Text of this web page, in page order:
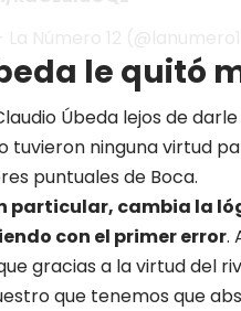
le quitó
Úbeda lejos de
tuvieron ninguna virtud
puntuales de Boca.
particular, cambia la
con el primer error.
gracias a la virtud del
que tenemos que